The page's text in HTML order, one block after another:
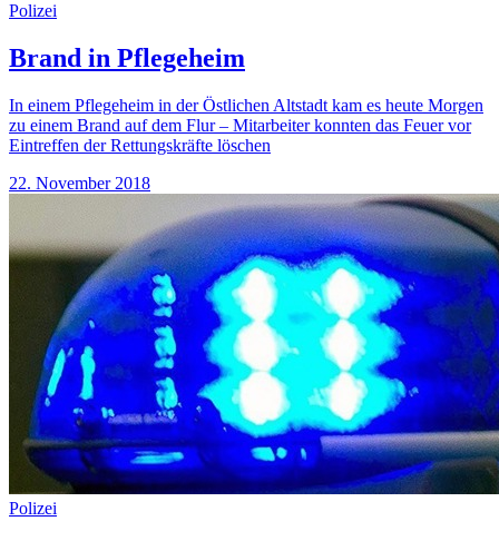
Polizei
Brand in Pflegeheim
In einem Pflegeheim in der Östlichen Altstadt kam es heute Morgen
zu einem Brand auf dem Flur – Mitarbeiter konnten das Feuer vor
Eintreffen der Rettungskräfte löschen
22. November 2018
Polizei